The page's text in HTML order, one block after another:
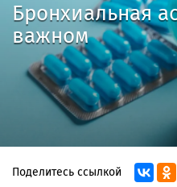
Бронхиальная
важном
Поделитесь ссылкой